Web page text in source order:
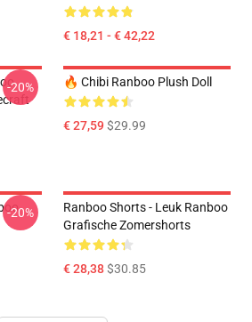
€ 18,21 - € 42,22
-20% 🔥 Chibi Ranboo Plush Doll
€ 27,59$29.99
-20%
Ranboo Shorts - Leuk Ranboo
Grafische Zomershorts
€ 28,38$30.85